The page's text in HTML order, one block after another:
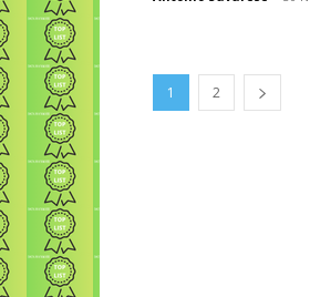
1 2